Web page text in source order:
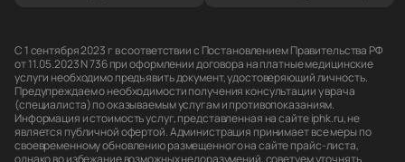
С 1 сентября 2023 г в соответствии с Постановлением Правительства РФ
от 11.05.2023 N 736 при оформлении договора на платные медицинские
услуги необходимо предъявить документ, удостоверяющий личность.
Предупреждаем о необходимости получения консультации у врача
(специалиста) по оказываемым услугам и противопоказаниям.
Информация и стоимость услуг, представленная на сайте iphk.ru, не
является публичной офертой. Администрация принимает все меры по
своевременному обновлению размещенного на сайте прайс-листа,
однако во избежание возможных недоразумений, советуем уточнять